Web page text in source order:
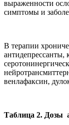
выраженности
симптомы и
В терапии
антидепрессанты,
венлафаксин,
Таблица 2. Дозы